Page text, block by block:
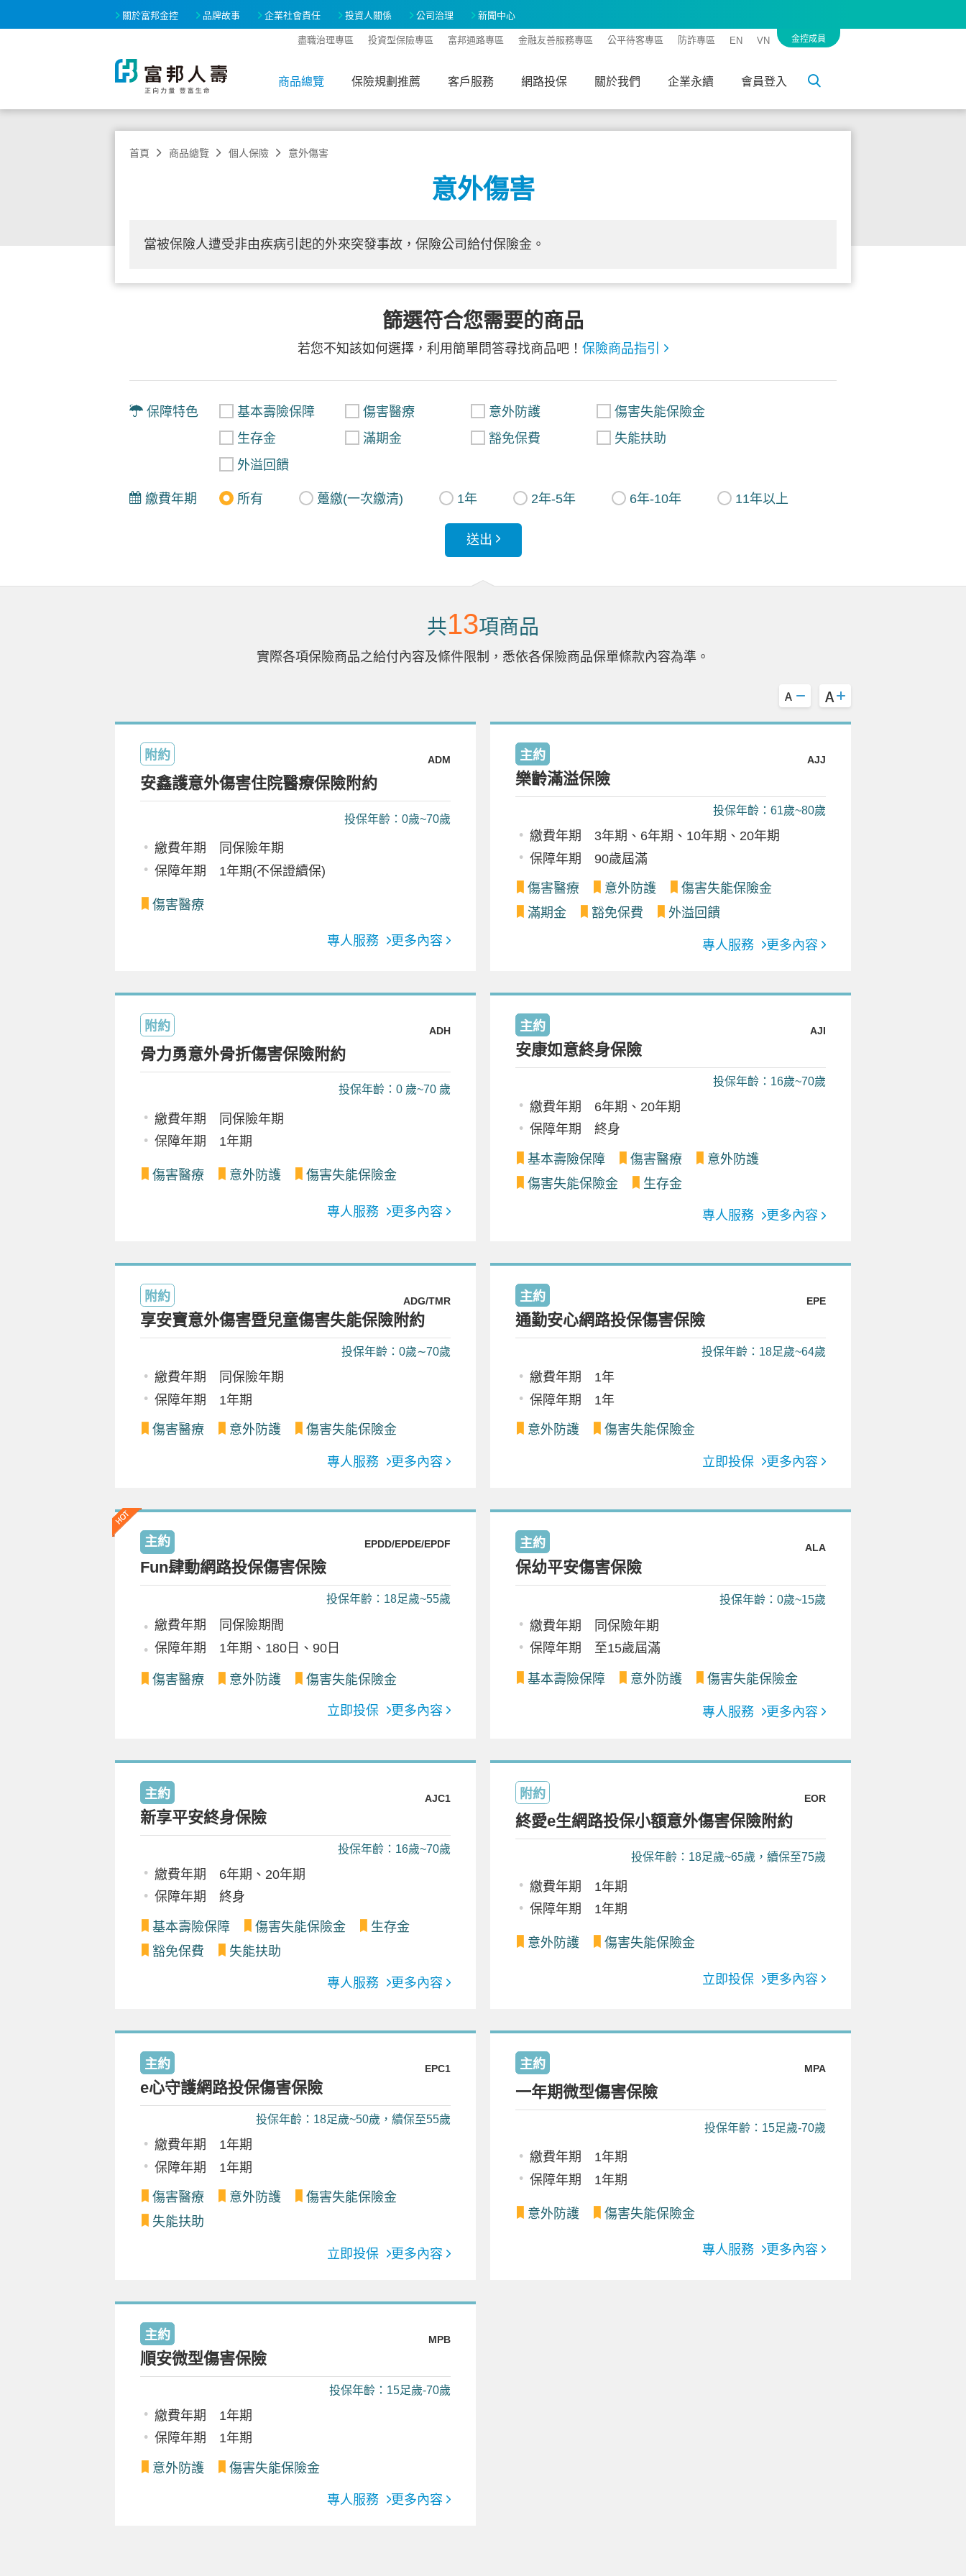
關於富邦金控 品牌故事 企業社會責任 投資人關係 公司治理 新聞中心
盡職治理專區 投資型保險專區 富邦通路專區 金融友善服務專區 公平待客專區 防詐專區 EN VN 金控成員
商品總覽 保險規劃推薦 客戶服務 網路投保 關於我們 企業永續 會員登入
首頁 商品總覽 個人保險 意外傷害
意外傷害
當被保險人遭受非由疾病引起的外來突發事故，保險公司給付保險金。
篩選符合您需要的商品
若您不知該如何選擇，利用簡單問答尋找商品吧！保險商品指引
保障特色 基本壽險保障 傷害醫療 意外防護
傷害失能保險金
生存金
滿期金 豁免保費
失能扶助
外溢回饋
繳費年期 所有 躉繳(一次繳清) 1年 2年-5年 6年-10年 11年以上
送出
共13項商品
實際各項保險商品之給付內容及條件限制，悉依各保險商品保單條款內容為準。
附約 ADM
安鑫護意外傷害住院醫療保險附約
投保年齡：0歲~70歲
繳費年期 同保險年期
保障年期 1年期(不保證續保)
傷害醫療
專人服務 更多內容
主約 AJJ
樂齡滿溢保險
投保年齡：61歲~80歲
繳費年期 3年期、6年期、10年期、20年期
保障年期 90歲屆滿
傷害醫療 意外防護
傷害失能保險金
滿期金
豁免保費 外溢回饋
專人服務 更多內容
附約 ADH
骨力勇意外骨折傷害保險附約
投保年齡：0 歲~70 歲
繳費年期 同保險年期
保障年期 1年期
傷害醫療 意外防護 傷害失能保險金
專人服務 更多內容
主約 AJI
安康如意終身保險
投保年齡：16歲~70歲
繳費年期 6年期、20年期
保障年期 終身
基本壽險保障 傷害醫療
意外防護
傷害失能保險金
生存金
專人服務 更多內容
附約 ADG/TMR
享安寶意外傷害暨兒童傷害失能保險附約
投保年齡：0歲∼70歲
繳費年期 同保險年期
保障年期 1年期
傷害醫療 意外防護 傷害失能保險金
專人服務 更多內容
主約 EPE
通勤安心網路投保傷害保險
投保年齡：18足歲~64歲
繳費年期 1年
保障年期 1年
意外防護 傷害失能保險金
立即投保 更多內容
主約 EPDD/EPDE/EPDF
Fun肆動網路投保傷害保險
投保年齡：18足歲~55歲
繳費年期 同保險期間
保障年期 1年期、180日、90日
傷害醫療 意外防護 傷害失能保險金
立即投保 更多內容
主約 ALA
保幼平安傷害保險
投保年齡：0歲~15歲
繳費年期 同保險年期
保障年期 至15歲屆滿
基本壽險保障 意外防護 傷害失能保險金
專人服務 更多內容
主約 AJC1
新享平安終身保險
投保年齡：16歲~70歲
繳費年期 6年期、20年期
保障年期 終身
基本壽險保障 傷害失能保險金
生存金
豁免保費
失能扶助
專人服務 更多內容
附約 EOR
終愛e生網路投保小額意外傷害保險附約
投保年齡：18足歲~65歲，續保至75歲
繳費年期 1年期
保障年期 1年期
意外防護 傷害失能保險金
立即投保 更多內容
主約 EPC1
e心守護網路投保傷害保險
投保年齡：18足歲~50歲，續保至55歲
繳費年期 1年期
保障年期 1年期
傷害醫療 意外防護
傷害失能保險金
失能扶助
立即投保 更多內容
主約 MPA
一年期微型傷害保險
投保年齡：15足歲-70歲
繳費年期 1年期
保障年期 1年期
意外防護 傷害失能保險金
專人服務 更多內容
主約 MPB
順安微型傷害保險
投保年齡：15足歲-70歲
繳費年期 1年期
保障年期 1年期
意外防護 傷害失能保險金
專人服務 更多內容